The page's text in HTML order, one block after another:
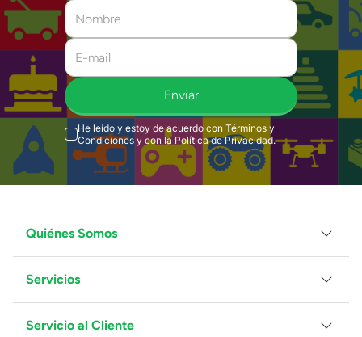
Enviar
He leído y estoy de acuerdo con Términos y
Condiciones y con la Política de Privacidad.
Quiénes Somos
Grupo Juguetron
Localiza tu tienda
Blog
Servicios
Facturación
Servicio al Cliente